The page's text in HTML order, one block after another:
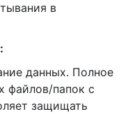
в
данных. Полное
файлов/папок с
защищать